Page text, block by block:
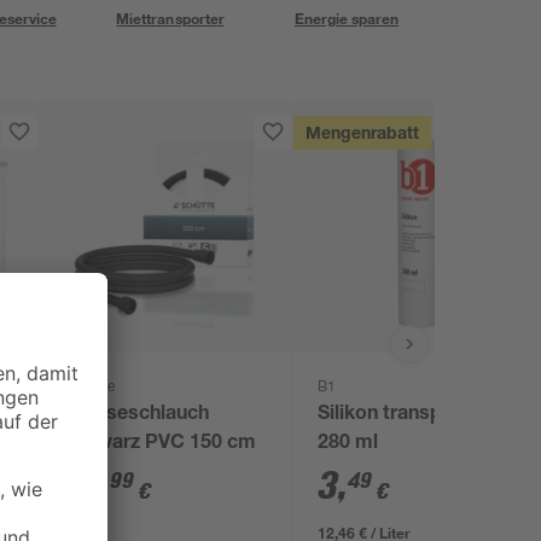
Miettransporter Energie sparen
Schütte
Brauseschlauch
schwarz PVC 150 cm
99 €
Mengenrabatt
B1
Silikon transparent
280 ml
3,49 €
12,46 € / Liter